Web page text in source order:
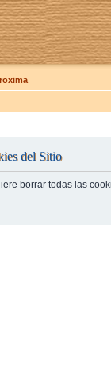
del Sitio
borrar todas las